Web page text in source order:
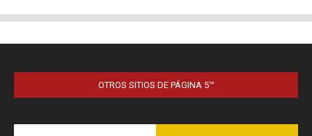
OTROS SITIOS DE PÁGINA 5™